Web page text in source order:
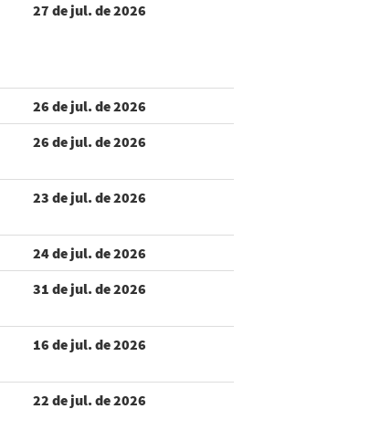
27 de jul. de 2026
26 de jul. de 2026
26 de jul. de 2026
23 de jul. de 2026
24 de jul. de 2026
31 de jul. de 2026
16 de jul. de 2026
22 de jul. de 2026